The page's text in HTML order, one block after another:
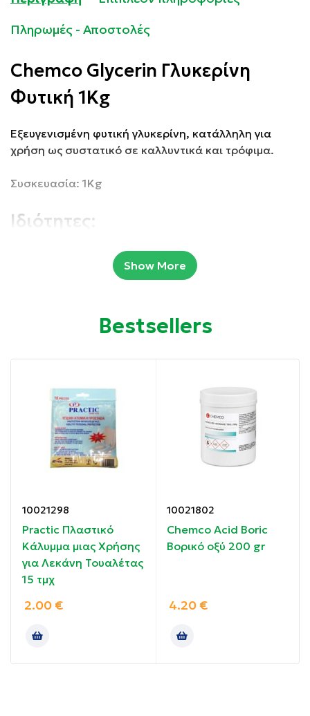
Πληρωμές - Αποστολές
Chemco Glycerin Γλυκερίνη
Φυτική 1Kg
Εξευγενισμένη φυτική γλυκερίνη, κατάλληλη για
χρήση ως συστατικό σε καλλυντικά και τρόφιμα.
Συσκευασία: 1Kg
Ιδιότητες:
Διαυγές, άχρωμο, άοσμο, παχύρευστο, υγροσκοπικό
περισσότερο από τη σακχαρόζη.
Είναι διαλυτή στην αιθανόλη, στο νερό και πρακτικά
Διαθέτει υψηλή καθαρότητα 99,6 – 99,8 .
Οδηγίες χρήσης:
Συστατικά:
Εξευγενισμένη φυτική γλυκερίνη 99.8%.
Show More
Bestsellers
10021298
Practic Πλαστικό
Κάλυμμα μιας Χρήσης
για Λεκάνη Τουαλέτας
15 τμχ
2.00 €
10021802
Chemco Acid Boric
Βορικό οξύ 200 gr
4.20 €